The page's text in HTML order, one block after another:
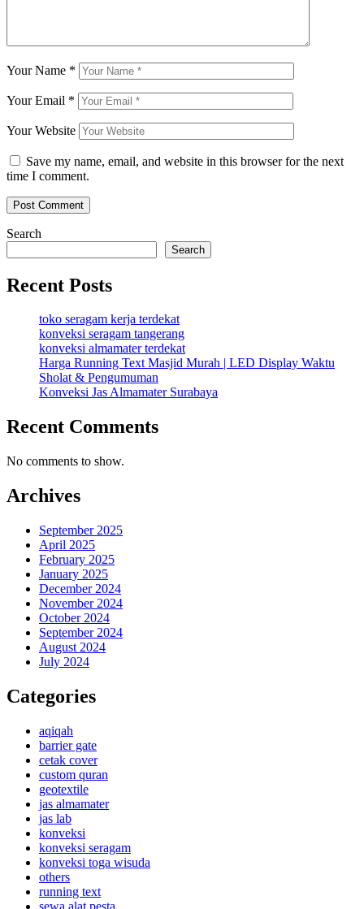
Your Name *
Your Email *
Your Website
Save my name, email, and website in this browser for the next
time I comment.
Search
Search
Recent Posts
toko seragam kerja terdekat
konveksi seragam tangerang
konveksi almamater terdekat
Harga Running Text Masjid Murah | LED Display Waktu
Sholat & Pengumuman
Konveksi Jas Almamater Surabaya
Recent Comments
No comments to show.
Archives
September 2025
April 2025
February 2025
January 2025
December 2024
November 2024
October 2024
September 2024
August 2024
July 2024
Categories
aqiqah
barrier gate
cetak cover
custom quran
geotextile
jas almamater
jas lab
konveksi
konveksi seragam
konveksi toga wisuda
others
running text
sewa alat pesta